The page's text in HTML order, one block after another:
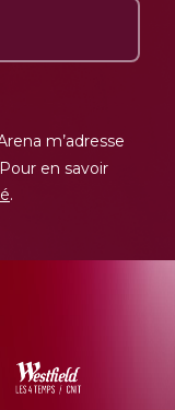
m’adresse
en savoir
.